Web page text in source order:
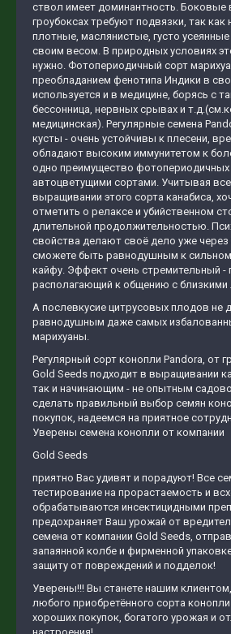
ствол имеет доминантность. Боковые
гроубоксах требуют подвязки, так
плотные, маслянистые, густо
своим весом. В природных условиях
нужно. Фотопериодичный сорт
преобладанием фенотипа Индики в
используется и в медицине, борясь с
бессонница, нервных срывах и
медицинская). Регулярные семена
кусты - очень устойчивы к плесени,
обладают высоким иммунитетом к
одно преимущество фотопериодичных
автоцветущими сортами. Учитывая
выращивании этого сорта канабиса,
отметить о релаксе и убийственном
длительной продолжительностью.
свойства делают своё дело уже через
сможете быть равнодушным к
кайфу. Эффект очень стремительный -
располагающий к общению с
А послевкусие цитрусовых плодов не
равнодушным даже самых
марихуаны.
Регулярный сорт конопли Pandora, от
Gold Seeds подходит в выращивании
так и начинающим - не опытным
сделать правильный выбор семян
покупок, надеемся на приятное
Уверены семена конопли от компании
Gold Seeds
приятно Вас удивят и порадуют! Все
тестирование на прорастаемость и
обрабатываются инсектицидными
предохраняет Ваш урожай от
семена от компании Gold Seeds,
запаянной колбе и фирменной
защиту от повреждений и подделок!
Уверены!!! Вы станете нашим
любого приобретённого сорта
хороших покупок, богатого урожая и